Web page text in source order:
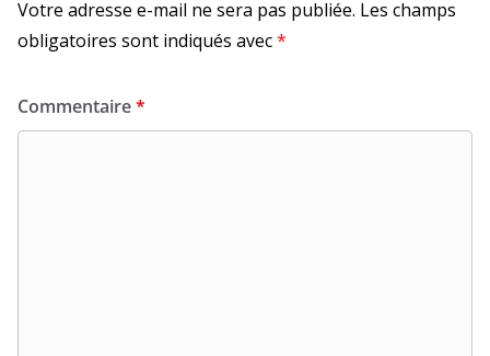
Votre adresse e-mail ne sera pas publiée. Les champs
obligatoires sont indiqués avec*
Commentaire*